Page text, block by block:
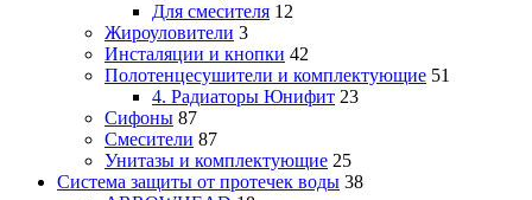
Для смесителя 12
Жироуловители 3
Инсталяции и кнопки 42
Полотенцесушители и комплектующие 51
4. Радиаторы Юнифит 23
Сифоны 87
Смесители 87
Унитазы и комплектующие 25
Система защиты от протечек воды 38